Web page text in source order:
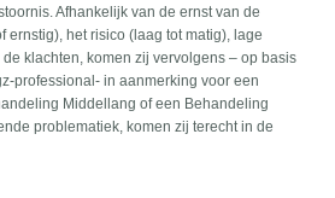
Afhankelijk van de ernst van de
ernstig), het risico (laag tot matig), lage
klachten, komen zij vervolgens – op basis
professional- in aanmerking voor een
Middellang of een Behandeling
problematiek, komen zij terecht in de